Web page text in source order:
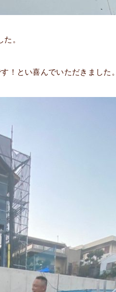
。
！とい喜んでいただきました。